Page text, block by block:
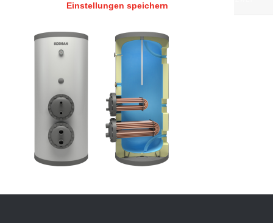
Einstellungen speichern
(DOPPEL) WÄRMETAUSCHER